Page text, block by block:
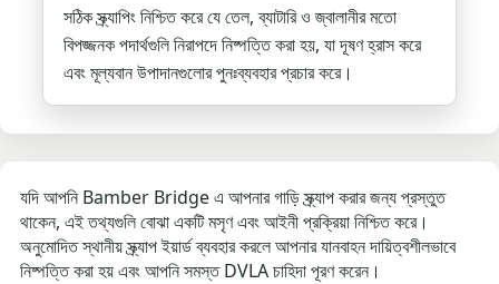
সঠিক স্ক্র্যাপিং নিশ্চিত করে যে তেল, ব্যাটারি ও জ্বালানীর মতো
বিপজ্জনক পদার্থগুলি নিরাপদে নিষ্পত্তি করা হয়, যা দূষণ হ্রাস করে
এবং মূল্যবান উপাদানগুলোর পুনঃব্যবহার প্রচার করে।
যদি আপনি Bamber Bridge এ আপনার গাড়ি স্ক্র্যাপ করার জন্য প্রস্তুত
থাকেন, এই তথ্যগুলি বোঝা একটি মসৃণ এবং আইনী প্রক্রিয়া নিশ্চিত করে।
অনুমোদিত স্থানীয় স্ক্র্যাপ ইয়ার্ড ব্যবহার করলে আপনার যানবাহন দায়িত্বশীলভাবে
নিষ্পত্তি করা হয় এবং আপনি সমস্ত DVLA চাহিদা পূরণ করেন।